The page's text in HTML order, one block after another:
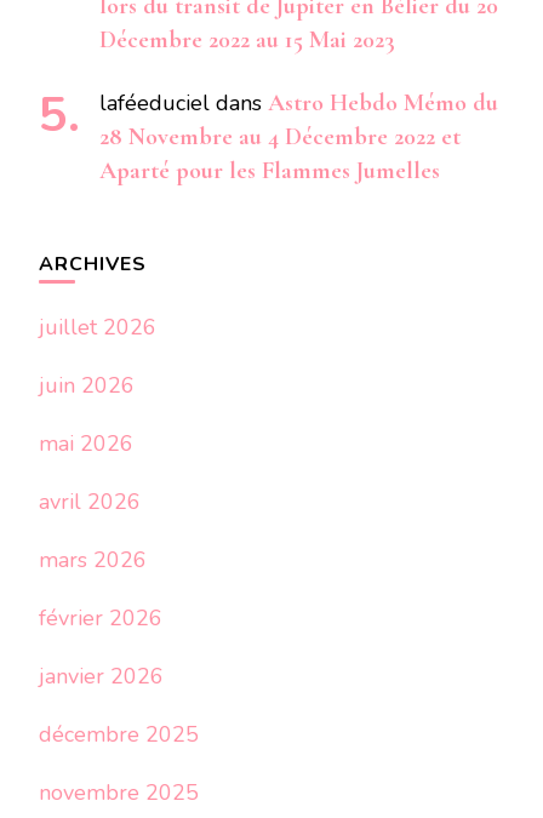
lors du transit de Jupiter en Bélier du 20
Décembre 2022 au 15 Mai 2023
laféeduciel dans Astro Hebdo Mémo du
28 Novembre au 4 Décembre 2022 et
Aparté pour les Flammes Jumelles
ARCHIVES
juillet 2026
juin 2026
mai 2026
avril 2026
mars 2026
février 2026
janvier 2026
décembre 2025
novembre 2025